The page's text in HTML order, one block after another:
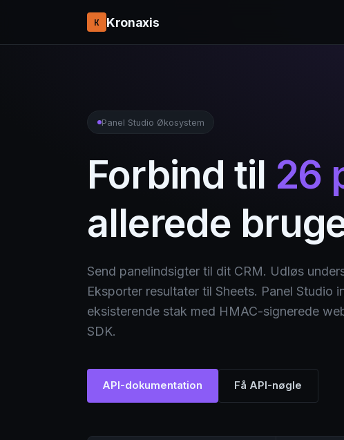
K Kronaxis
Panel Studio Økosystem
Forbind til 26
allerede
Send panelindsigter til dit CRM. Udløs
Eksporter resultater til Sheets. Panel Studio
eksisterende stak med HMAC-signerede
SDK.
API-dokumentation Få API-nøgle